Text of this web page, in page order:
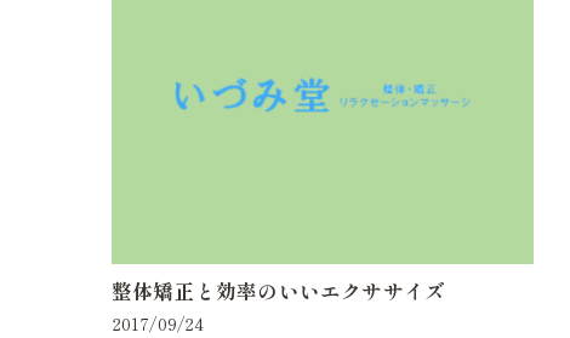
整体矯正と効率のいいエクササイズ
2017/09/24